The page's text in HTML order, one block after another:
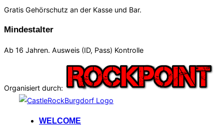
Gratis Gehörschutz an der Kasse und Bar.
Mindestalter
Ab 16 Jahren. Ausweis (ID, Pass) Kontrolle
Organisiert durch:
springen
WELCOME